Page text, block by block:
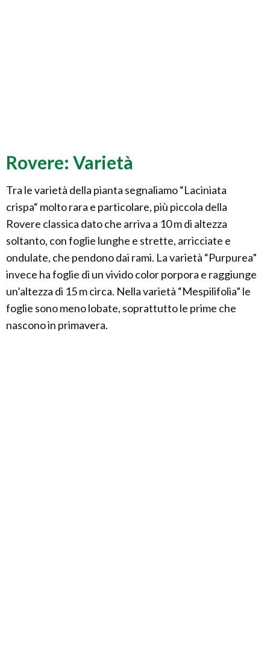
Rovere: Varietà
Tra le varietà della pianta segnaliamo “Laciniata
crispa“ molto rara e particolare, più piccola della
Rovere classica dato che arriva a 10 m di altezza
soltanto, con foglie lunghe e strette, arricciate e
ondulate, che pendono dai rami. La varietà “Purpurea”
invece ha foglie di un vivido color porpora e raggiunge
un’altezza di 15 m circa. Nella varietà “Mespilifolia” le
foglie sono meno lobate, soprattutto le prime che
nascono in primavera.